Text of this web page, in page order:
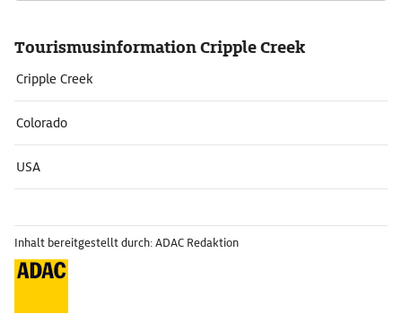
Tourismusinformation Cripple Creek
Cripple Creek
Colorado
USA
Inhalt bereitgestellt durch: ADAC Redaktion